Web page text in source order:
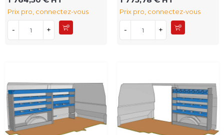
Prix pro, connectez-vous
- +
Prix pro, connectez-vous
- +